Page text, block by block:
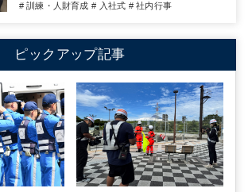
# 訓練・人財育成 # 入社式 # 社内行事
ピックアップ記事